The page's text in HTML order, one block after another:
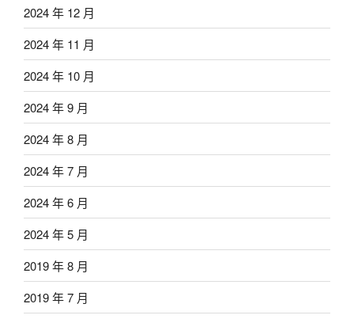
2024 年 12 月
2024 年 11 月
2024 年 10 月
2024 年 9 月
2024 年 8 月
2024 年 7 月
2024 年 6 月
2024 年 5 月
2019 年 8 月
2019 年 7 月